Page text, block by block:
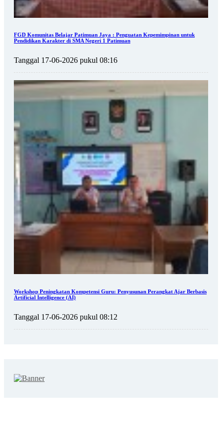
FGD Komunitas Belajar Patimuan Jaya : Penguatan Kepemimpinan untuk
Pendidikan Karakter di SMA Negeri 1 Patimuan
Tanggal 17-06-2026 pukul 08:16
Workshop Peningkatan Kompetensi Guru: Penyusunan Perangkat Ajar Berbasis
Artificial Intelligence (AI)
Tanggal 17-06-2026 pukul 08:12